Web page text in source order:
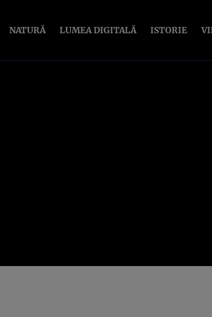
NATURĂ LUMEA DIGITALĂ ISTORIE